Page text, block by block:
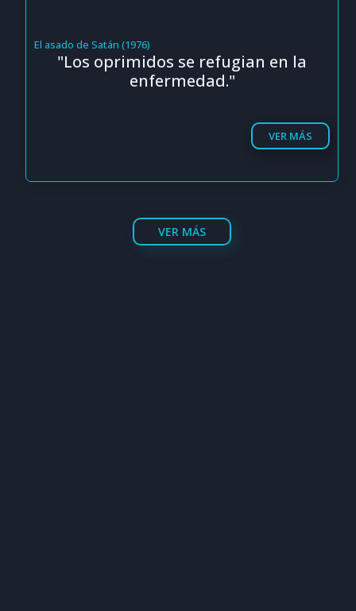
El asado de Satán (1976)
"Los oprimidos se refugian en la
enfermedad."
VER MÁS
VER MÁS